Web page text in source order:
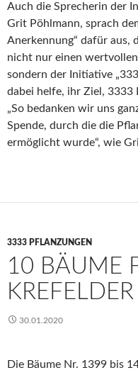
Auch die Sprecherin der
Grit Pöhlmann, sprach
Anerkennung“ dafür aus,
nicht nur einen
sondern der Initiative
dabei helfe, ihr Ziel, 3333
„So bedanken wir uns
Spende, durch die die
ermöglicht wurde“, wie
3333 PFLANZUNGEN
10 BÄUME
30.01.2020
Die Bäume Nr. 1399 bis